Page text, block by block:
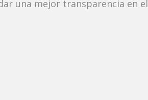
una mejor transparencia en el